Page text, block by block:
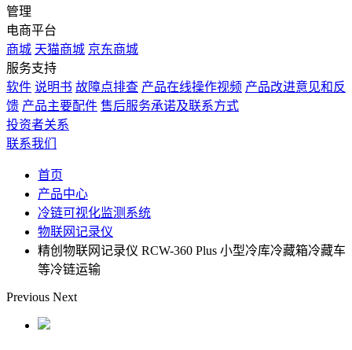
管理
电商平台
商城 天猫商城 京东商城
服务支持
软件 说明书 故障点排查 产品在线操作视频 产品改进意见和反
馈 产品主要配件 售后服务承诺及联系方式
投资者关系
联系我们
首页
产品中心
冷链可视化监测系统
物联网记录仪
精创物联网记录仪 RCW-360 Plus 小型冷库冷藏箱冷藏车
等冷链运输
Previous Next